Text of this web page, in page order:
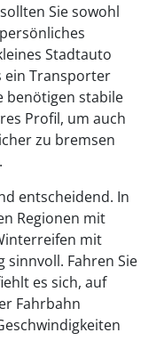
Sie sowohl
Stadtauto
ein Transporter
benötigen stabile
Profil, um auch
zu bremsen
entscheidend. In
Regionen mit
mit
sinnvoll. Fahren Sie
es sich, auf
Fahrbahn